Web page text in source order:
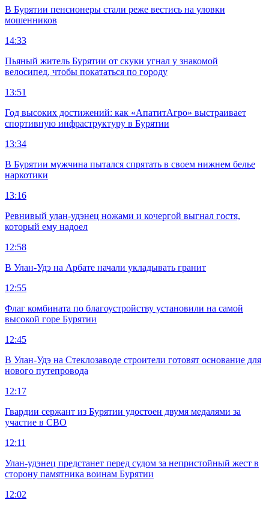
В Бурятии пенсионеры стали реже вестись на уловки
мошенников
14:33
Пьяный житель Бурятии от скуки угнал у знакомой
велосипед, чтобы покататься по городу
13:51
Год высоких достижений: как «АпатитАгро» выстраивает
спортивную инфраструктуру в Бурятии
13:34
В Бурятии мужчина пытался спрятать в своем нижнем белье
наркотики
13:16
Ревнивый улан-удэнец ножами и кочергой выгнал гостя,
который ему надоел
12:58
В Улан-Удэ на Арбате начали укладывать гранит
12:55
Флаг комбината по благоустройству установили на самой
высокой горе Бурятии
12:45
В Улан-Удэ на Стеклозаводе строители готовят основание для
нового путепровода
12:17
Гвардии сержант из Бурятии удостоен двумя медалями за
участие в СВО
12:11
Улан-удэнец предстанет перед судом за непристойный жест в
сторону памятника воинам Бурятии
12:02